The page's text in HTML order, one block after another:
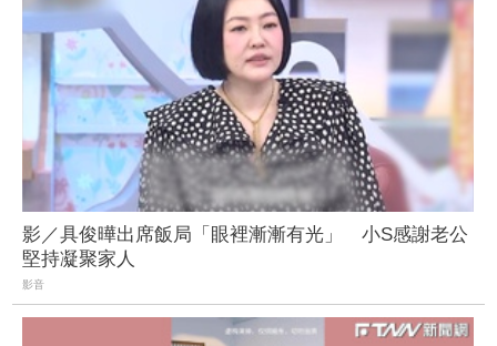
影／具俊曄出席飯局「眼裡漸漸有光」 小S感謝老公
堅持凝聚家人
影音